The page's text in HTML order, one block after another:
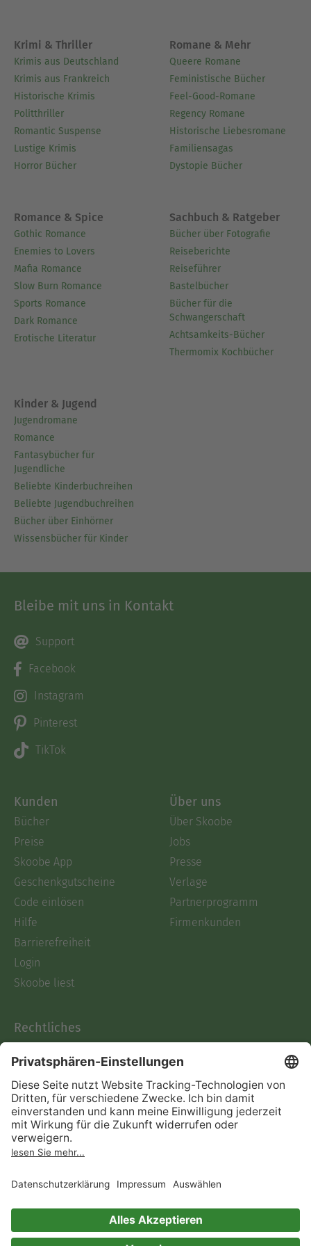
Krimi & Thriller
Krimis aus Deutschland
Krimis aus Frankreich
Historische Krimis
Politthriller
Romantic Suspense
Lustige Krimis
Horror Bücher
Romane & Mehr
Queere Romane
Feministische Bücher
Feel-Good-Romane
Regency Romane
Historische Liebesromane
Familiensagas
Dystopie Bücher
Romance & Spice
Gothic Romance
Enemies to Lovers
Mafia Romance
Slow Burn Romance
Sports Romance
Dark Romance
Erotische Literatur
Sachbuch & Ratgeber
Bücher über Fotografie
Reiseberichte
Reiseführer
Bastelbücher
Bücher für die
Schwangerschaft
Achtsamkeits-Bücher
Thermomix Kochbücher
Kinder & Jugend
Jugendromane
Romance
Fantasybücher für
Jugendliche
Beliebte Kinderbuchreihen
Beliebte Jugendbuchreihen
Bücher über Einhörner
Wissensbücher für Kinder
Bleibe mit uns in Kontakt
Support
Facebook
Instagram
Pinterest
TikTok
Kunden
Bücher
Preise
Skoobe App
Geschenkgutscheine
Code einlösen
Hilfe
Barrierefreiheit
Login
Skoobe liest
Über uns
Über Skoobe
Jobs
Presse
Verlage
Partnerprogramm
Firmenkunden
Rechtliches
AGB
Informationen nach Data
Act
Verträge hier kündigen
Impressum
Immer ein gutes Buch